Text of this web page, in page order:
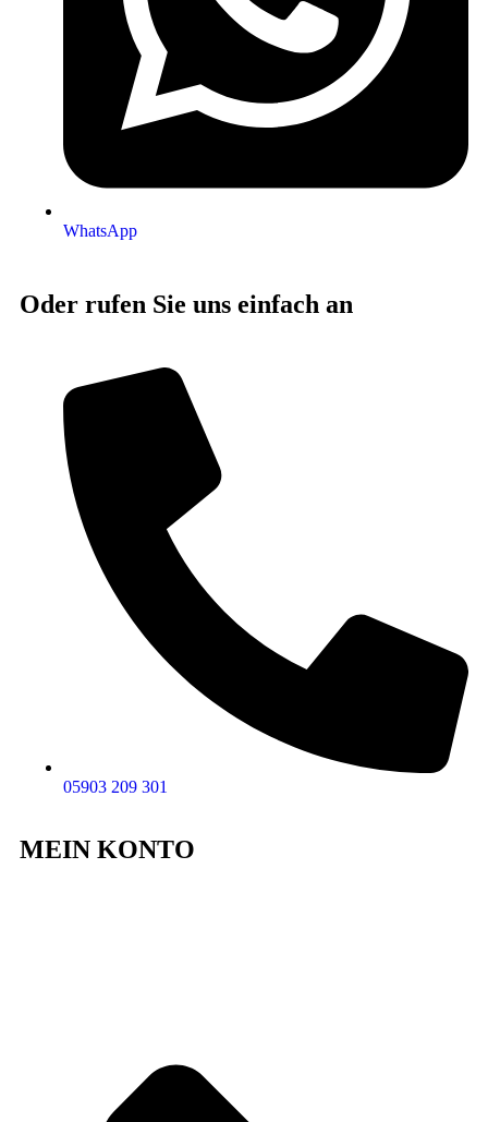
WhatsApp
Oder rufen Sie uns einfach an
05903 209 301
MEIN KONTO